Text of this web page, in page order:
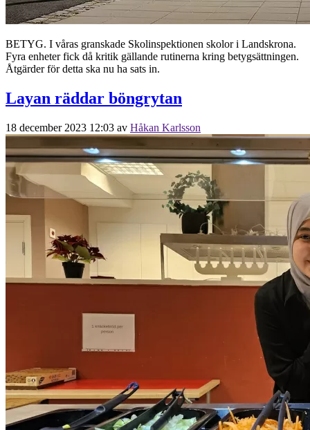
BETYG. I våras granskade Skolinspektionen skolor i Landskrona.
Fyra enheter fick då kritik gällande rutinerna kring betygsättningen.
Åtgärder för detta ska nu ha sats in.
Layan räddar böngrytan
18 december 2023 12:03 av Håkan Karlsson